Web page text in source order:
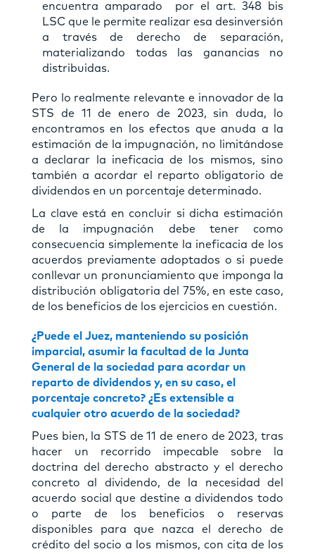
encuentra amparado por el art. 348 bis
LSC que le permite realizar esa desinversión
a través de derecho de separación,
materializando todas las ganancias no
distribuidas.
Pero lo realmente relevante e innovador de la
STS de 11 de enero de 2023, sin duda, lo
encontramos en los efectos que anuda a la
estimación de la impugnación, no limitándose
a declarar la ineficacia de los mismos, sino
también a acordar el reparto obligatorio de
dividendos en un porcentaje determinado.
La clave está en concluir si dicha estimación
de la impugnación debe tener como
consecuencia simplemente la ineficacia de los
acuerdos previamente adoptados o si puede
conllevar un pronunciamiento que imponga la
distribución obligatoria del 75%, en este caso,
de los beneficios de los ejercicios en cuestión.
¿Puede el Juez, manteniendo su posición
imparcial, asumir la facultad de la Junta
General de la sociedad para acordar un
reparto de dividendos y, en su caso, el
porcentaje concreto? ¿Es extensible a
cualquier otro acuerdo de la sociedad?
Pues bien, la STS de 11 de enero de 2023, tras
hacer un recorrido impecable sobre la
doctrina del derecho abstracto y el derecho
concreto al dividendo, de la necesidad del
acuerdo social que destine a dividendos todo
o parte de los beneficios o reservas
disponibles para que nazca el derecho de
crédito del socio a los mismos, con cita de los